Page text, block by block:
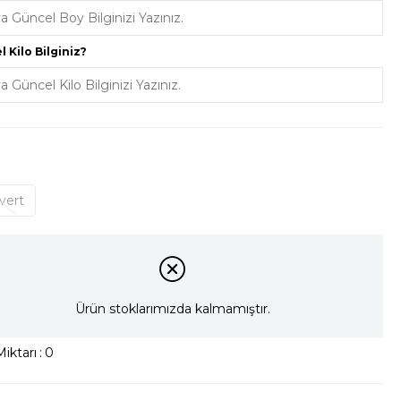
Triko
Aksesuar
Kilo Bilginiz?
Ürün stoklarımızda kalmamıştır.
: 0